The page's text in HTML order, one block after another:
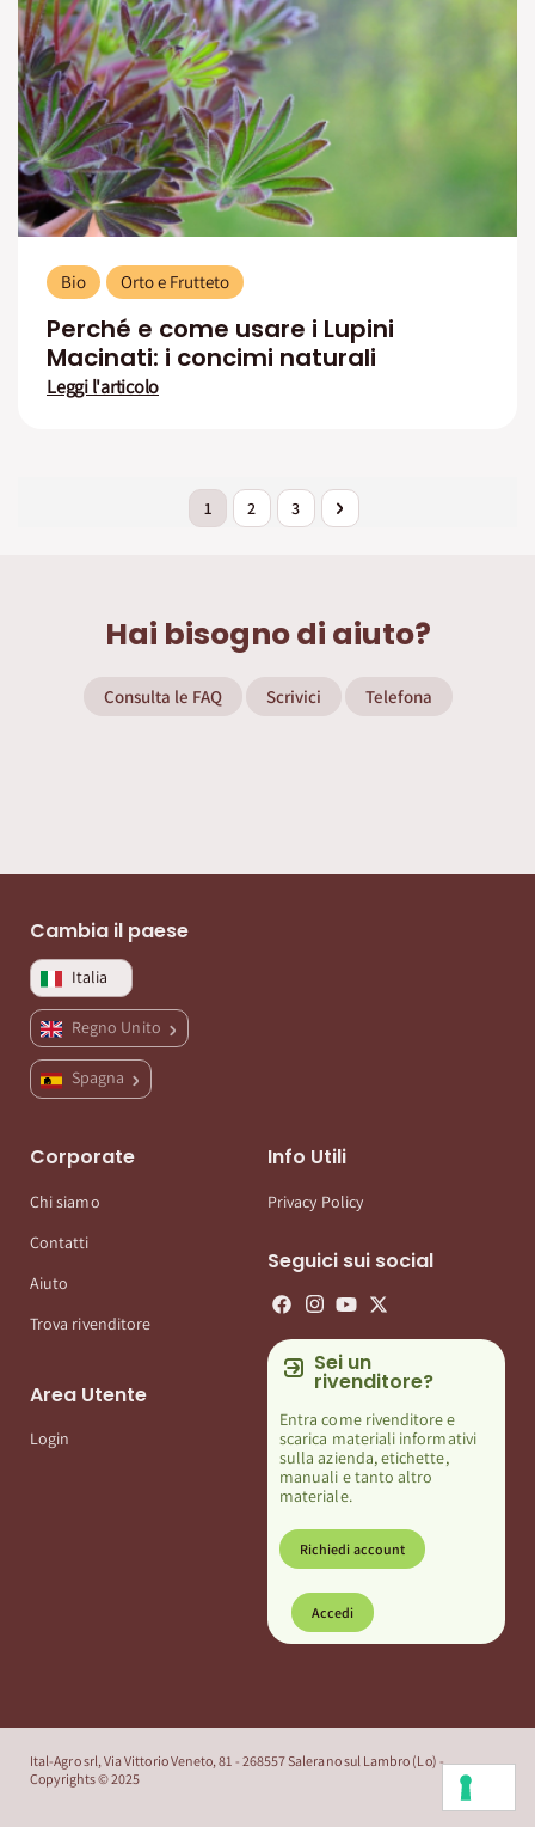
Bio Orto e Frutteto
Perché e come usare i Lupini
Macinati: i concimi naturali
Leggi l'articolo
PaginaAttualmente stai leggendo la pagina
1 Pagina
2 Pagina
3 Pagina
Successivo
Hai bisogno di aiuto?
Consulta le FAQ Scrivici Telefona
Cambia il paese
Italia
Regno Unito
Spagna
Corporate
Chi siamo
Contatti
Aiuto
Trova rivenditore
Area Utente
Login
Info Utili
Privacy Policy
Seguici sui social
Sei un
rivenditore?
Entra come rivenditore e
scarica materiali informativi
sulla azienda, etichette,
manuali e tanto altro
materiale.
Richiedi account
Accedi
Ital-Agro srl, Via Vittorio Veneto, 81 - 268557 Salerano sul Lambro (Lo) -
Copyrights © 2025